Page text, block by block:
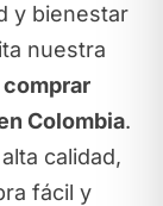
y bienestar
nuestra
Colombia.
calidad,
fácil y